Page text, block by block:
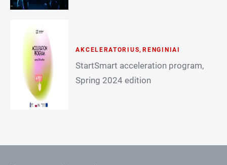
AKCELERATORIUS, RENGINIAI
StartSmart acceleration program,
Spring 2024 edition